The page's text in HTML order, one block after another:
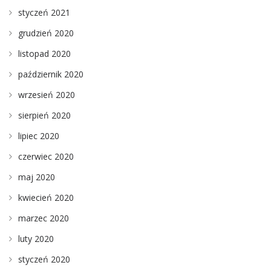
styczeń 2021
grudzień 2020
listopad 2020
październik 2020
wrzesień 2020
sierpień 2020
lipiec 2020
czerwiec 2020
maj 2020
kwiecień 2020
marzec 2020
luty 2020
styczeń 2020